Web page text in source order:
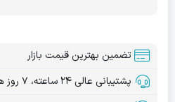
تضمین بهترین قیمت بازار
پشتیبانی عالی ۲۴ ساعته، ۷ روز هفته